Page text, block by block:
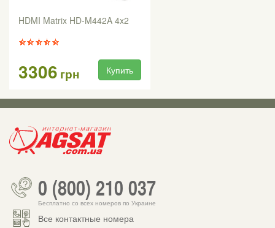
HDMI Matrix HD-M442A 4x2
3306 грн Купить
0 (800) 210 037
Бесплатно со всех номеров по Украине
Все контактные номера